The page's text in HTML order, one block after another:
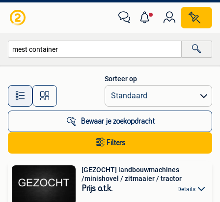
Alle afstanden…
Sorteer op
Bewaar je zoekopdracht
Filters
[GEZOCHT] landbouwmachines
/minishovel / zitmaaier / tractor
Prijs o.t.k. Details